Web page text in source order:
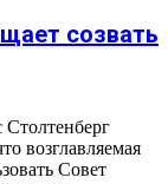
созвать
Столтенберг
возглавляемая
Совет